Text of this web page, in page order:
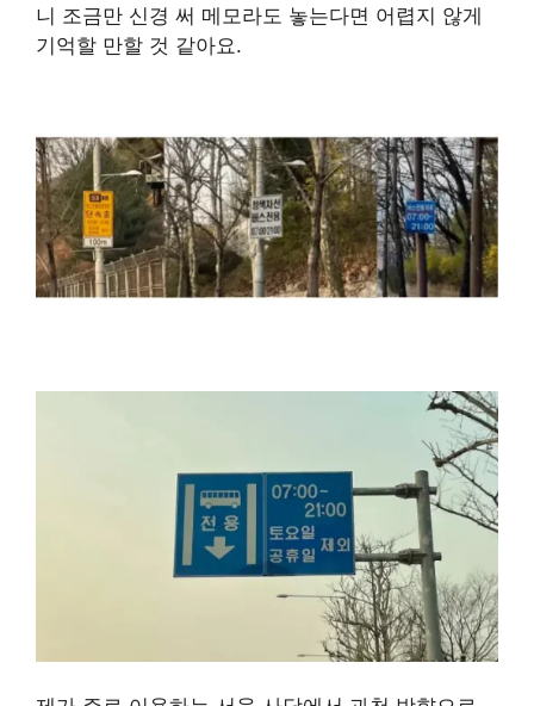
니 조금만 신경 써 메모라도 놓는다면 어렵지 않게
기억할 만할 것 같아요.